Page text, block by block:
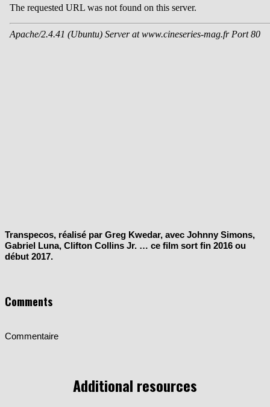
Transpecos, réalisé par Greg Kwedar, avec Johnny Simons,
Gabriel Luna, Clifton Collins Jr. … ce film sort fin 2016 ou
début 2017.
Comments
Commentaire
Additional resources